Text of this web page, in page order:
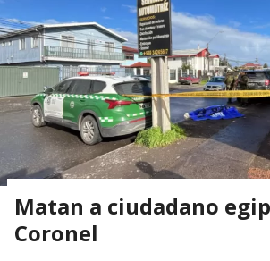
Matan a ciudadano
Coronel